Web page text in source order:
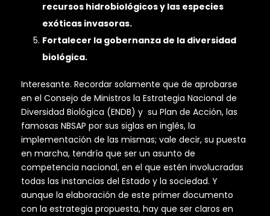
recursos hidrobiológicos y las especies
exóticas invasoras.
Fortalecer la gobernanza de la diversidad
biológica.
Interesante. Recordar solamente que de aprobarse
en el Consejo de Ministros la Estrategia Nacional de
Diversidad Biológica (ENDB) y su Plan de Acción, las
famosas NBSAP por sus siglas en inglés, la
implementación de las mismas; vale decir, su puesta
en marcha, tendría que ser un asunto de
competencia nacional, en el que estén involucradas
todas las instancias del Estado y la sociedad. Y
aunque la elaboración de este primer documento
con la estrategia propuesta, hay que ser claros en